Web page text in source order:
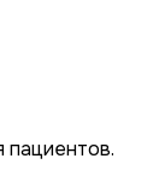
пациентов.